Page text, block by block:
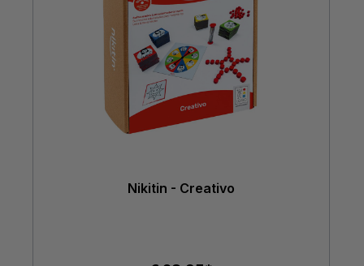
Nikitin - Creativo